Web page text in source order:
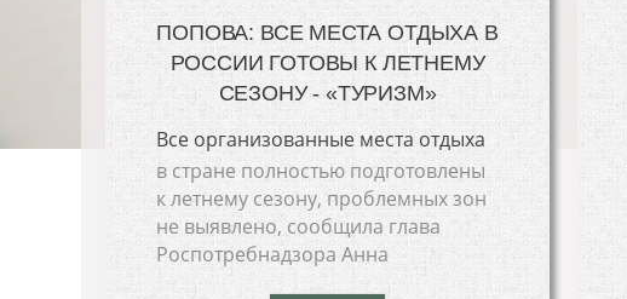
ПОПОВА: ВСЕ МЕСТА ОТДЫХА В
РОССИИ ГОТОВЫ К ЛЕТНЕМУ
СЕЗОНУ - «ТУРИЗМ»
Все организованные места отдыха
в стране полностью подготовлены
к летнему сезону, проблемных зон
не выявлено, сообщила глава
Роспотребнадзора Анна